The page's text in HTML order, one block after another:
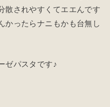
散されやすくてエエんです
かったらナニもかも台無し
ゼパスタです♪